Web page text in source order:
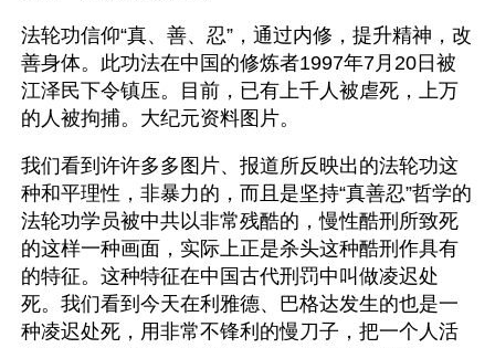
法轮功信仰“真、善、忍”，通过内修，提升精神，改
善身体。此功法在中国的修炼者1997年7月20日被
江泽民下令镇压。目前，已有上千人被虐死，上万
的人被拘捕。大纪元资料图片。
我们看到许许多多图片、报道所反映出的法轮功这
种和平理性，非暴力的，而且是坚持“真善忍”哲学的
法轮功学员被中共以非常残酷的，慢性酷刑所致死
的这样一种画面，实际上正是杀头这种酷刑作具有
的特征。这种特征在中国古代刑罚中叫做凌迟处
死。我们看到今天在利雅德、巴格达发生的也是一
种凌迟处死，用非常不锋利的慢刀子，把一个人活